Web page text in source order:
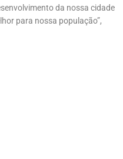
da nossa cidade
para nossa população”,